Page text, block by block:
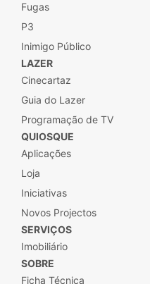
Fugas
P3
Inimigo Público
LAZER
Cinecartaz
Guia do Lazer
Programação de TV
QUIOSQUE
Aplicações
Loja
Iniciativas
Novos Projectos
SERVIÇOS
Imobiliário
SOBRE
Ficha Técnica